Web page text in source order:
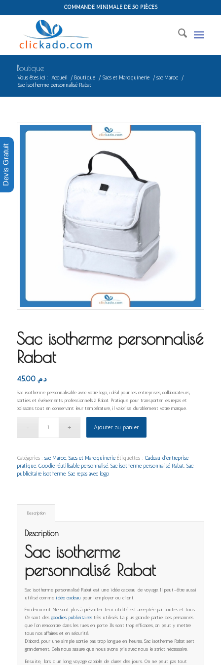
COMMANDE MINIMALE DE 50 PIÈCES
Boutique
Vous êtes ici : Accueil / Boutique / Sacs et Maroquinerie / sac Maroc
/
Sac isotherme personnalisé Rabat
Sac isotherme personnalisé
Rabat
د.م. 45.00
Sac isotherme personnalisable avec votre logo, idéal pour les entreprises, collaborateurs,
sorties et événements professionnels à Rabat. Pratique pour transporter les repas et
boissons tout en conservant leur température, il valorise durablement votre marque.
Ajouter au panier
Catégories : sac Maroc, Sacs et Maroquinerie Étiquettes : Cadeau d’entreprise
pratique, Goodie réutilisable personnalisé, Sac isotherme personnalisé Rabat, Sac
publicitaire isotherme, Sac repas avec logo
Description
Description
Sac isotherme
personnalisé Rabat
Sac isotherme personnalisé Rabat est une idée cadeau de voyage. Il peut-être aussi
utilisé commeidée cadeau pour l’employer ou client.
Évidemment Ne sont plus à présenter. Leur utilité est acceptée par toutes et tous.
Ce sont des goodies publicitairestrès utilisés. La plus grande partie des personnes
que l’on rencontre dans les rues en porte. Ils sont trop efficaces, on peut y mettre
tous nos affaires et en sécurité.
D’abord, pour une simple sortie pas trop longue en heures, Sac isotherme Rabat sert
grandement. Cela nous assure que nous avons pris avec nous le strict nécessaire.
Ensuite, lors d’un long voyage capable de durer des jours. On ne peut pas tout
Devis Gratuit